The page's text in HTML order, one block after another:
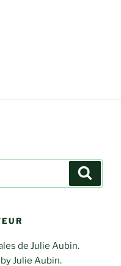
de Julie Aubin.
Julie Aubin.